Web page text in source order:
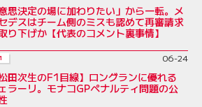
意思決定の場に加わりたい」から一転。メ
デスはチーム側のミスも認めて再審請求
り下げか【代表のコメント裏事情】
06-24
松田次生のF1目線】ロングランに優れる
ラーリ。モナコGPペナルティ問題の公